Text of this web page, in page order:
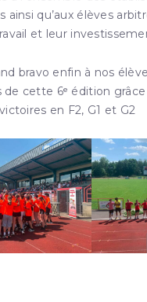
ainsi qu’aux élèves
et leur
bravo enfin à nos
de cette 6ᵉ édition grâce
en F2, G1 et G2